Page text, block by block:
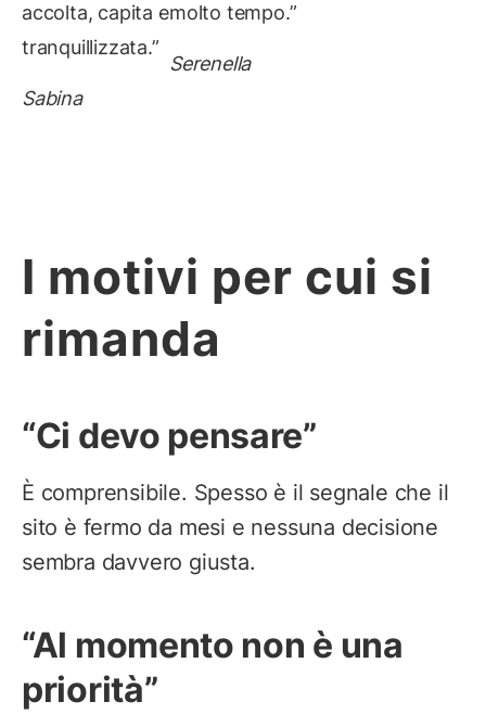
accolta, capita e
tranquillizzata.”
Sabina
molto tempo.”
Serenella
I motivi per cui si
rimanda
“Ci devo pensare”
È comprensibile. Spesso è il segnale che il
sito è fermo da mesi e nessuna decisione
sembra davvero giusta.
“Al momento non è una
priorità”